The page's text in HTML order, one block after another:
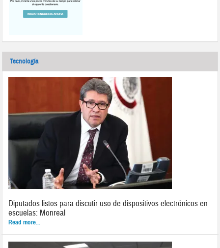
Tecnología
Diputados listos para discutir uso de dispositivos electrónicos en
escuelas: Monreal
Read more...